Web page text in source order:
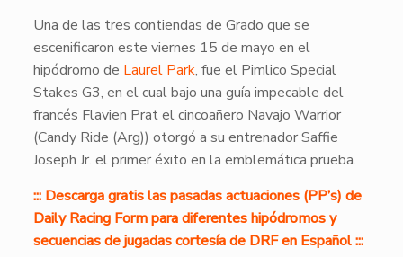
Una de las tres contiendas de Grado que se
escenificaron este viernes 15 de mayo en el
hipódromo de Laurel Park, fue el Pimlico Special
Stakes G3, en el cual bajo una guía impecable del
francés Flavien Prat el cincoañero Navajo Warrior
(Candy Ride (Arg)) otorgó a su entrenador Saffie
Joseph Jr. el primer éxito en la emblemática prueba.
::: Descarga gratis las pasadas actuaciones (PP’s) de
Daily Racing Form para diferentes hipódromos y
secuencias de jugadas cortesía de DRF en Español :::